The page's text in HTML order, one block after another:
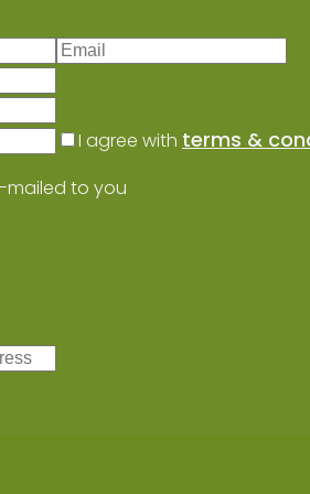
I agree with terms &
mailed to you